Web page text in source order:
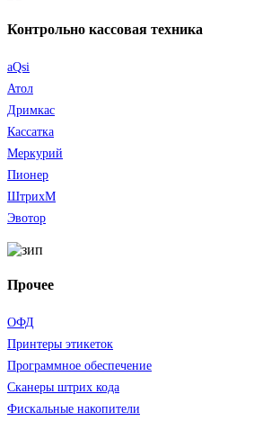
Контрольно кассовая техника
aQsi
Атол
Дримкас
Кассатка
Меркурий
Пионер
ШтрихМ
Эвотор
Прочее
ОФД
Принтеры этикеток
Программное обеспечение
Сканеры штрих кода
Фискальные накопители